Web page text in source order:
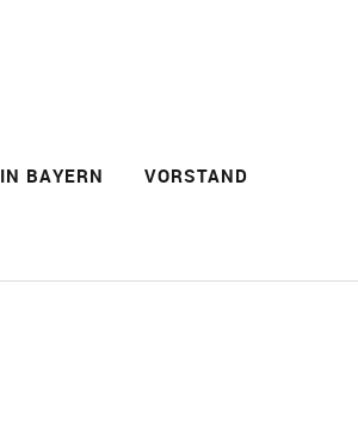
BAYERN VORSTAND